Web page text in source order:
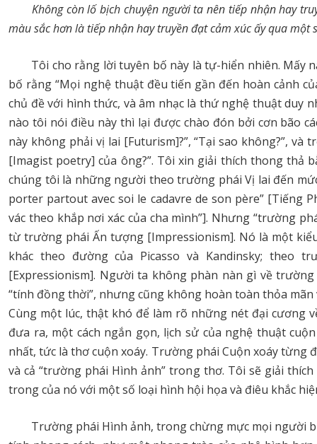
Không còn lố bịch chuyện người ta nên tiếp nhận hay
màu sắc hơn là tiếp nhận hay truyền đạt cảm xúc ấy qua một
Tôi cho rằng lời tuyên bố này là tự-hiển nhiên. Mấy
bố rằng “Mọi nghệ thuật đều tiến gần đến hoàn cảnh
chủ đề với hình thức, và âm nhạc là thứ nghệ thuật duy
nào tôi nói điều này thì lại được chào đón bởi cơn bão
này không phải vị lai [Futurism]?”, “Tại sao không?”,
[Imagist poetry] của ông?”. Tôi xin giải thích thong thả
chúng tôi là những người theo trường phái Vị lai đến
porter partout avec soi le cadavre de son père” [Tiếng
vác theo khắp nơi xác của cha mình”]. Nhưng “trường
từ trường phái Ấn tượng [Impressionism]. Nó là một
khác theo đường của Picasso và Kandinsky; theo
[Expressionism]. Người ta không phàn nàn gì về
“tính đồng thời”, nhưng cũng không hoàn toàn thỏa
Cùng một lúc, thật khó để làm rõ những nét đại cương
đưa ra, một cách ngắn gọn, lịch sử của nghệ thuật
nhất, tức là thơ cuộn xoáy. Trường phái Cuộn xoáy từng
và cả “trường phái Hình ảnh” trong thơ. Tôi sẽ giải
trong của nó với một số loại hình hội họa và điêu khắc
Trường phái Hình ảnh, trong chừng mực mọi người